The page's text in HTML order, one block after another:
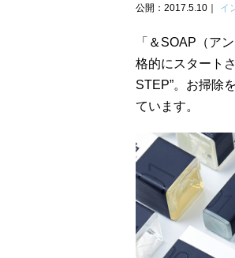
公開：2017.5.10 イ
「＆SOAP（ア
格的にスタート
STEP”。お掃除
ています。